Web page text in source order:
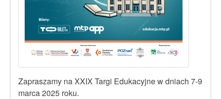
Zapraszamy na XXIX Targi Edukacyjne w dniach 7-9
marca 2025 roku.